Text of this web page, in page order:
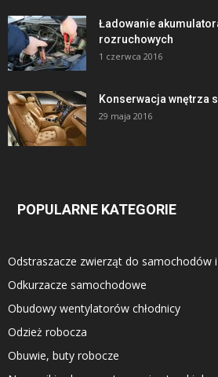
Ładowanie
rozruchowych
1 czerwca 2016
Konserwacja wnętrza
29 maja 2016
POPULARNE KATEGORIE
Odstraszacze zwierząt do samochodów
Odkurzacze samochodowe
Obudowy wentylatorów chłodnicy
Odzież robocza
Obuwie, buty robocze